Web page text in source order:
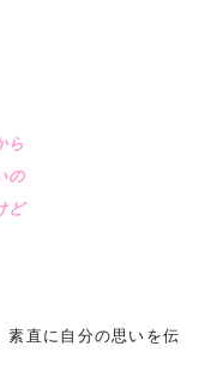
ら
の
ど
素直に自分の思いを伝